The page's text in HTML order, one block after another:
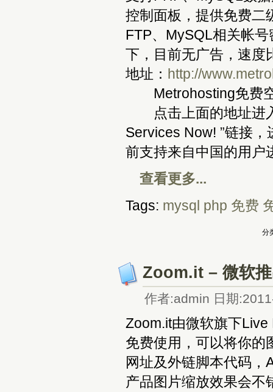
控制面板，提供免费二
FTP、MySQL相关帐
下，目前无广告，速度
地址： http://
Metrohosting免费空
点击上面的地址进入
Services Now! ”链接，
前支持来自中国的用户
查看更多...
Tags: mysql php 免费
分
Zoom.it – 微软
作者:admin 日期
Zoom.it由微软旗下
免费使用，可以将你的
网址及外链脚本代码，
产品图片缩放效果会不